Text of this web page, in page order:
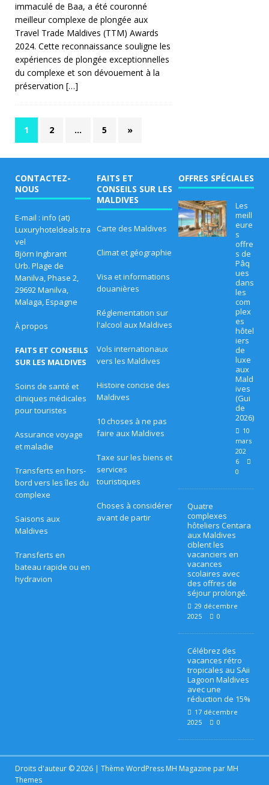
d
e
n
u
oi
n
à
O
c
a
S
a
ar
immaculé de Baa, a été couronné
meilleur complexe de plongée aux
Travel Trade Maldives (TTM) Awards
2024. Cette reconnaissance souligne les
expériences de plongée exceptionnelles
du complexe et son dévouement à la
préservation […]
1 2 … 5 »
CONTACTEZ-
NOUS
E-mail : info (at)
Luxuryhoteldeals.tra
vel
Björn Ingbrant
Urb. Plage de
Manilva, Phase 2,
29692 Manilva,
Malaga, Espagne
À propos
FAITS ET CONSEILS
SUR LES MALDIVES
Soins de santé et
cliniques médicales
pour touristes
Assurance voyage
et maladie
Transferts en hors-
bord vers les îles du
complexe
Saisons aux
Maldives
Transferts en
bateau rapide ou en
hydravion
FAITS ET
CONSEILS SUR LES
MALDIVES
Carte des Maldives
Climat et géographie
Visa et informations
douanières
Réglementation sur
l'alcool aux Maldives
Vols internationaux
vers les Maldives
Histoire concise des
Maldives
10 choses à ne pas
faire aux Maldives
Taxe sur les biens et
services
touristiques
Choses à considérer
avant de partir
OFFRES SPÉCIALES
Les
meill
eure
s
offre
s de
Pâq
ues
dans
les
com
plex
es
hôtel
iers
de
luxe
aux
Mald
ives
(Gui
de
2026)
10
mars
202
6
0
Quatre
complexes
hôteliers Centara
aux Maldives
ciblent les
vacanciers en
vacances
scolaires avec
des offres de
séjour prolongé.
29 décembre
2025
0
Célébrez des
vacances rétro
tropicales au SAii
Lagoon Maldives
avec une
réduction de 15%
17 décembre
2025
0
Droits d'auteur © 2026 | Thème WordPress MH Magazine par MH
Themes